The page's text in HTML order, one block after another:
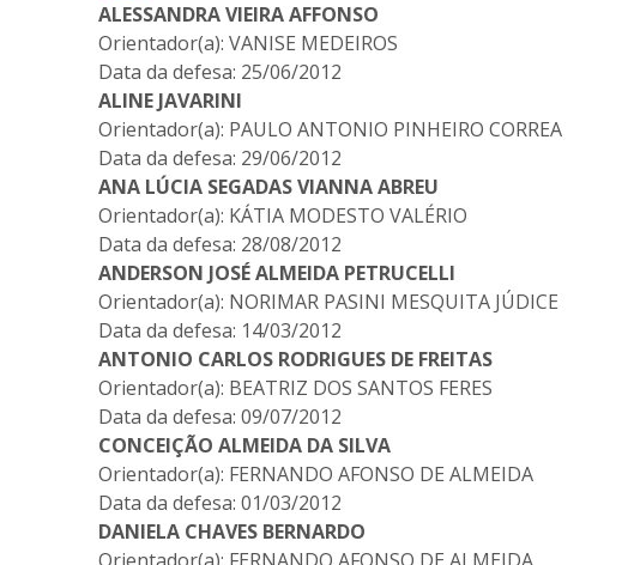
ALESSANDRA VIEIRA AFFONSO
Orientador(a): VANISE MEDEIROS
Data da defesa: 25/06/2012
ALINE JAVARINI
Orientador(a): PAULO ANTONIO PINHEIRO CORREA
Data da defesa: 29/06/2012
ANA LÚCIA SEGADAS VIANNA ABREU
Orientador(a): KÁTIA MODESTO VALÉRIO
Data da defesa: 28/08/2012
ANDERSON JOSÉ ALMEIDA PETRUCELLI
Orientador(a): NORIMAR PASINI MESQUITA JÚDICE
Data da defesa: 14/03/2012
ANTONIO CARLOS RODRIGUES DE FREITAS
Orientador(a): BEATRIZ DOS SANTOS FERES
Data da defesa: 09/07/2012
CONCEIÇÃO ALMEIDA DA SILVA
Orientador(a): FERNANDO AFONSO DE ALMEIDA
Data da defesa: 01/03/2012
DANIELA CHAVES BERNARDO